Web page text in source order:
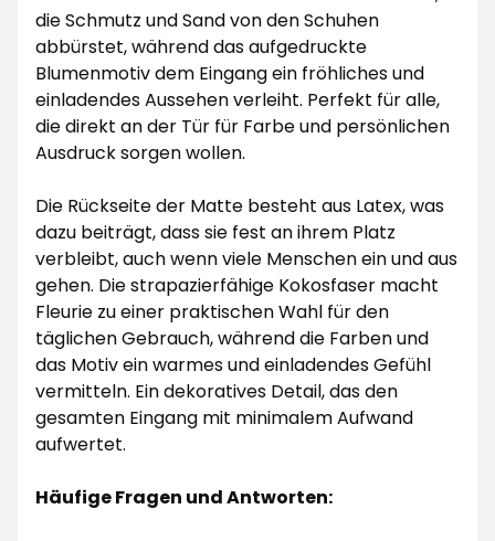
die Schmutz und Sand von den Schuhen
abbürstet, während das aufgedruckte
Blumenmotiv dem Eingang ein fröhliches und
einladendes Aussehen verleiht. Perfekt für alle,
die direkt an der Tür für Farbe und persönlichen
Ausdruck sorgen wollen.
Die Rückseite der Matte besteht aus Latex, was
dazu beiträgt, dass sie fest an ihrem Platz
verbleibt, auch wenn viele Menschen ein und aus
gehen. Die strapazierfähige Kokosfaser macht
Fleurie zu einer praktischen Wahl für den
täglichen Gebrauch, während die Farben und
das Motiv ein warmes und einladendes Gefühl
vermitteln. Ein dekoratives Detail, das den
gesamten Eingang mit minimalem Aufwand
aufwertet.
Häufige Fragen und Antworten: